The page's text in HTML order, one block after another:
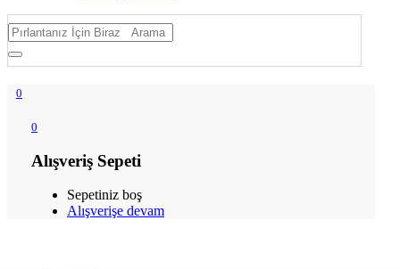
0
0
Alışveriş Sepeti
Sepetiniz boş
Alışverişe devam